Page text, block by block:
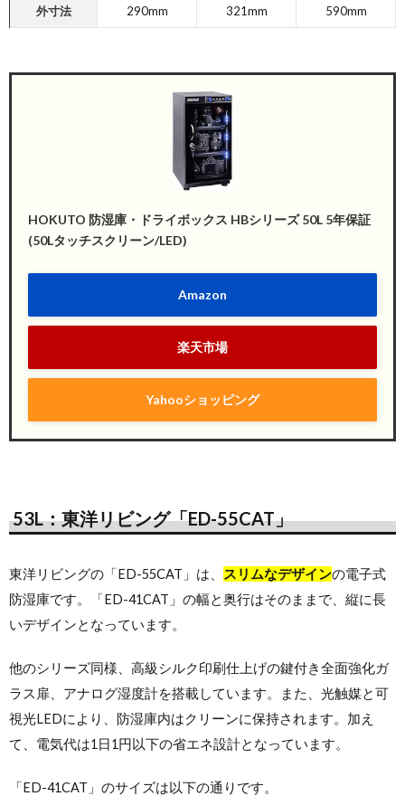
外寸法 290mm 321mm 590mm
HOKUTO 防湿庫・ドライボックス HBシリーズ 50L 5年保証
(50Lタッチスクリーン/LED)
Amazon
楽天市場
Yahooショッピング
53L：東洋リビング「ED-55CAT」
東洋リビングの「ED-55CAT」は、 スリムなデザインの電子式
防湿庫です。「ED-41CAT」の幅と奥行はそのままで、縦に長
いデザインとなっています。
他のシリーズ同様、高級シルク印刷仕上げの鍵付き全面強化ガ
ラス扉、アナログ湿度計を搭載しています。また、光触媒と可
視光LEDにより、防湿庫内はクリーンに保持されます。加え
て、電気代は1日1円以下の省エネ設計となっています。
「ED-41CAT」のサイズは以下の通りです。